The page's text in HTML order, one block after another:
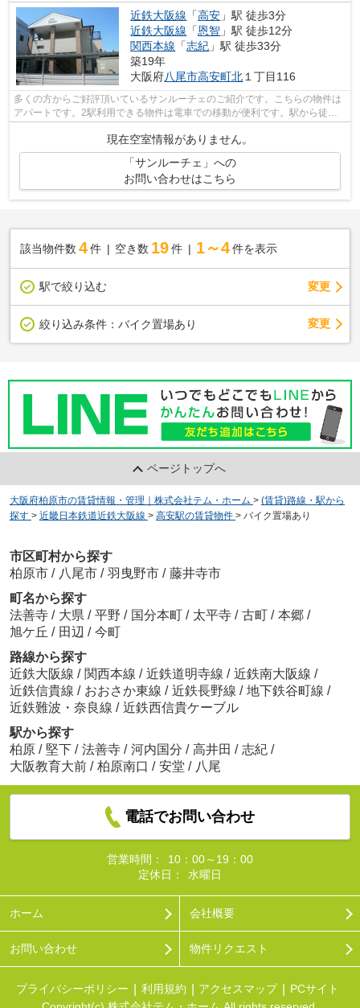
近鉄大阪線 「高安 」駅 徒歩3分
近鉄大阪線 「恩智 」駅 徒歩12分
関西本線 「志紀 」駅 徒歩33分
築19年
大阪府八尾市高安町北 １丁目116
多くの方からご好評頂いているサンルーチェのご紹介です。こちらの物件は
アパートです。2駅利用できる物件は電車での移動が便利です。駅から徒歩3
分というアクセス良好な駅近物件はい...
現在空室情報がありません。
「サンルーチェ」への
お問い合わせはこちら
該当物件数 4件 空き数 19 件 1～4 件を表示
駅で絞り込む 変更
絞り込み条件： バイク置場あり 変更
ページトップへ
大阪府柏原市の賃貸情報・管理｜株式会社テム・ホーム > (賃貸)路線・駅から
探す > 近畿日本鉄道近鉄大阪線 > 高安駅の賃貸物件 > バイク置場あり
市区町村から探す
柏原市 / 八尾市 / 羽曳野市 / 藤井寺市
町名から探す
法善寺 / 大県 / 平野 / 国分本町 / 太平寺 / 古町 / 本郷 /
旭ケ丘 / 田辺 / 今町
路線から探す
近鉄大阪線 / 関西本線 / 近鉄道明寺線 / 近鉄南大阪線 /
近鉄信貴線 / おおさか東線 / 近鉄長野線 / 地下鉄谷町線 /
近鉄難波・奈良線 / 近鉄西信貴ケーブル
駅から探す
柏原 / 堅下 / 法善寺 / 河内国分 / 高井田 / 志紀 /
大阪教育大前 / 柏原南口 / 安堂 / 八尾
電話でお問い合わせ
営業時間：
10：00～19：00
定休日：
水曜日
ホーム 会社概要
お問い合わせ 物件リクエスト
プライバシーポリシー 利用規約 アクセスマップ
PCサイト